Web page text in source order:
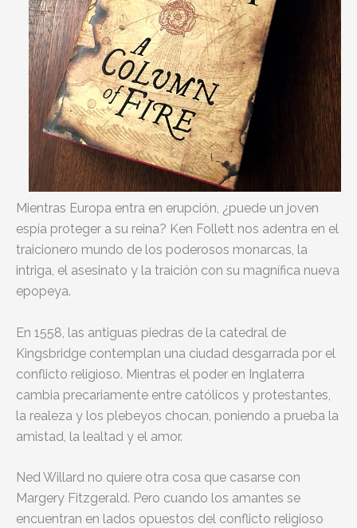
Mientras Europa entra en erupción, ¿puede un joven
espía proteger a su reina? Ken Follett nos adentra en el
traicionero mundo de los poderosos monarcas, la
intriga, el asesinato y la traición con su magnífica nueva
epopeya.
En 1558, las antiguas piedras de la catedral de
Kingsbridge contemplan una ciudad desgarrada por el
conflicto religioso. Mientras el poder en Inglaterra
cambia precariamente entre católicos y protestantes,
la realeza y los plebeyos chocan, poniendo a prueba la
amistad, la lealtad y el amor.
Ned Willard no quiere otra cosa que casarse con
Margery Fitzgerald. Pero cuando los amantes se
encuentran en lados opuestos del conflicto religioso